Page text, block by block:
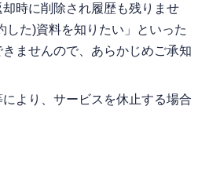
時に削除され履歴も残りませ
した)資料を知りたい」といった
ませんので、あらかじめご承知
より、サービスを休止する場合